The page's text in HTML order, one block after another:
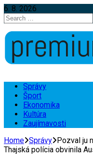
6. 8. 2026
Search
for:
Správy
Šport
Ekonomika
Kultúra
Zaujímavosti
Home Správy Pozval ju
Thajská polícia obvinila